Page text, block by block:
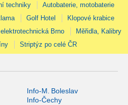
techniky
Autobaterie, motobaterie
Golf Hotel
Klopové krabice
Brno
Měřidla, Kalibry
Striptýz po celé ČR
Info-M. Boleslav
Info-Čechy